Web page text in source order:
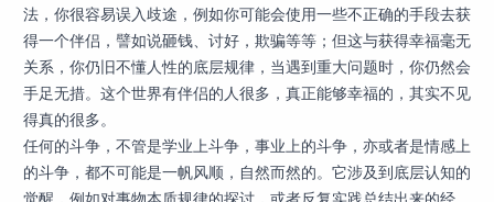
法，你很容易误入歧途，例如你可能会使用一些不正确的手段去获
得一个伴侣，譬如说砸钱、讨好，欺骗等等；但这与获得幸福毫无
关系，你仍旧不懂人性的底层规律，当遇到重大问题时，你仍然会
手足无措。这个世界有伴侣的人很多，真正能够幸福的，其实不见
得真的很多。
任何的斗争，不管是学业上斗争，事业上的斗争，亦或者是情感上
的斗争，都不可能是一帆风顺，自然而然的。它涉及到底层认知的